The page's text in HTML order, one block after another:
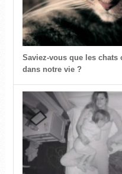
Saviez-vous que les chats
dans notre vie ?